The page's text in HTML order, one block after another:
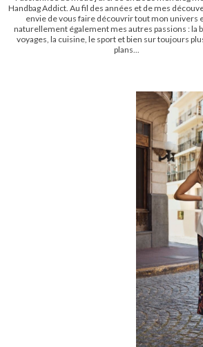
Handbag Addict. Au fil des années et de mes
envie de vous faire découvrir tout mon univers
naturellement également mes autres passions : la
voyages, la cuisine, le sport et bien sur toujours
plans...